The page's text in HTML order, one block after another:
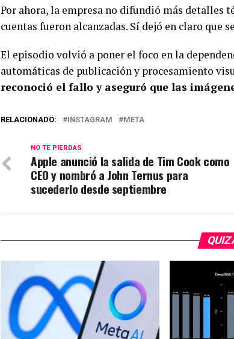
Por ahora, la empresa no difundió más detalles
cuentas fueron alcanzadas. Sí dejó en claro que
El episodio volvió a poner el foco en la
automáticas de publicación y procesamiento
reconoció el fallo y aseguró que las
RELACIONADO: INSTAGRAM META
NO TE PIERDAS
Apple anunció la salida de Tim Cook como
CEO y nombró a John Ternus para
sucederlo desde septiembre